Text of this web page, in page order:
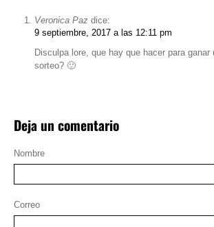
Veronica Paz dice:
9 septiembre, 2017 a las 12:11 pm
Disculpa lore, que hay que hacer para ganar
sorteo? 🙂
Deja un comentario
Nombre
Correo